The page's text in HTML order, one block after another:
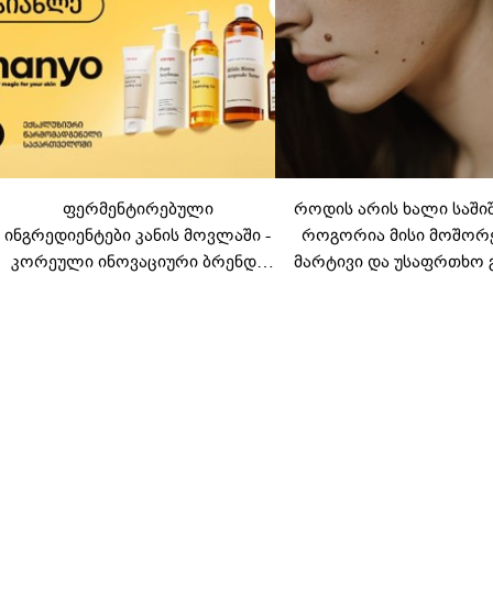
ფერმენტირებული
ინგრედიენტები კანის მოვლაში -
კორეული ინოვაციური ბრენდი
როდის არის ხალი
როგორია მისი
მარტივი და უსაფრთხო